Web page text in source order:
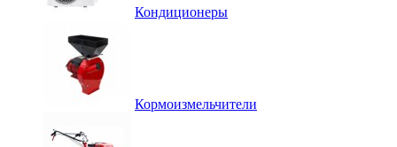
Кондиционеры
Кормоизмельчители